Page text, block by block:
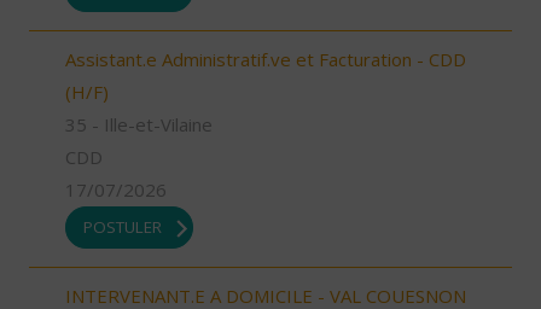
Assistant.e Administratif.ve et Facturation - CDD
(H/F)
35 - Ille-et-Vilaine
CDD
17/07/2026
POSTULER
INTERVENANT.E A DOMICILE - VAL COUESNON